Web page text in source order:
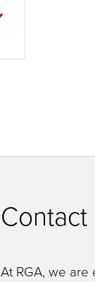
Contact
At RGA, we